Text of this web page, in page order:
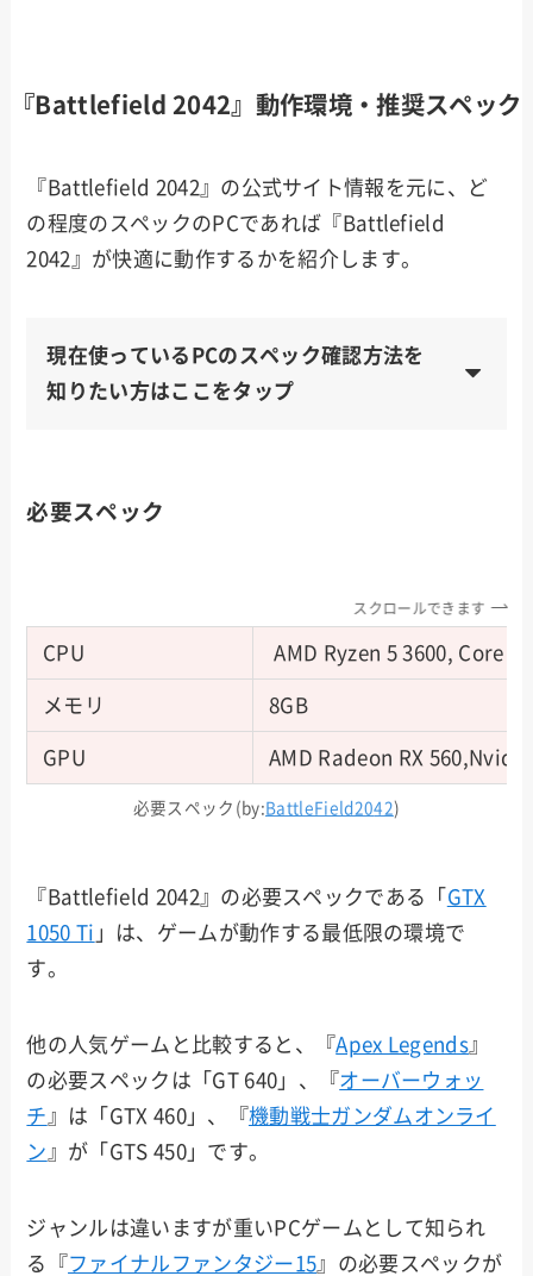
『Battlefield 2042』動作環境・推奨スペック
『Battlefield 2042』の公式サイト情報を元に、ど
の程度のスペックのPCであれば『Battlefield
2042』が快適に動作するかを紹介します。
現在使っているPCのスペック確認方法を
知りたい方はここをタップ
必要スペック
スクロールできます
CPU AMD Ryzen 5 3600, Core i5
メモリ 8GB
GPU AMD Radeon RX
必要スペック(by:BattleField2042)
『Battlefield 2042』の必要スペックである「 GTX
1050 Ti 」は、ゲームが動作する最低限の環境で
す。
他の人気ゲームと比較すると、『Apex Legends 』
の必要スペックは「GT 640」、『オーバーウォッ
チ 』は「GTX 460」、『機動戦士ガンダムオンライ
ン 』が「GTS 450」です。
ジャンルは違いますが重いPCゲームとして知られ
る『ファイナルファンタジー15 』の必要スペックが